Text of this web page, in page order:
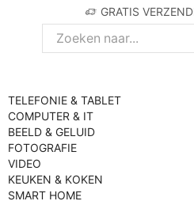
GRATIS
Search
TELEFONIE & TABLET
COMPUTER & IT
BEELD & GELUID
FOTOGRAFIE
VIDEO
KEUKEN & KOKEN
SMART HOME